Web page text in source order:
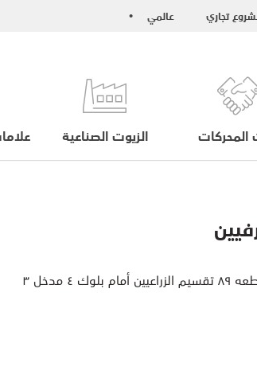
تجاري • عالمي
الزيوت الصناعية المحركات